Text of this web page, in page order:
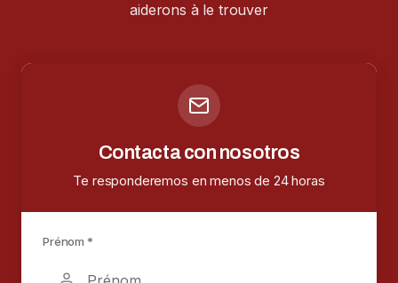
aiderons à le trouver
Contacta con nosotros
Te responderemos en menos de 24 horas
Prénom *